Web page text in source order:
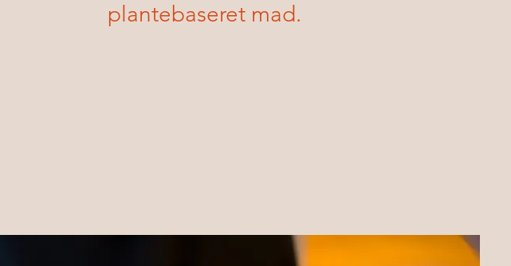
plantebaseret mad.